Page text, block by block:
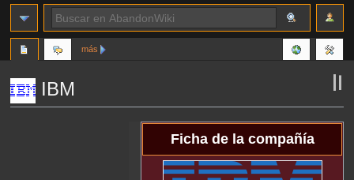
IBM
Ficha de la compañía
más